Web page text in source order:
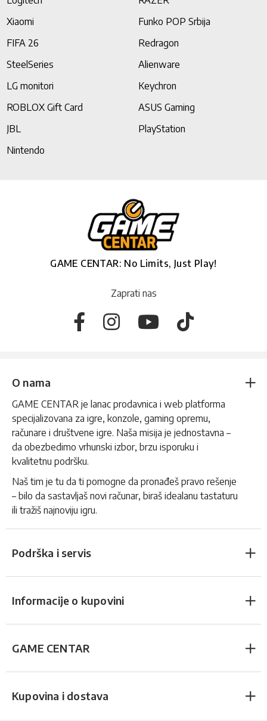
Xiaomi
Funko POP Srbija
FIFA 26
Redragon
SteelSeries
Alienware
LG monitori
Keychron
ROBLOX Gift Card
ASUS Gaming
JBL
PlayStation
Nintendo
GAME CENTAR: No Limits, Just Play!
Zaprati nas
O nama
GAME CENTAR je lanac prodavnica i web platforma
specijalizovana za igre, konzole, gaming opremu,
računare i društvene igre. Naša misija je jednostavna –
da obezbedimo vrhunski izbor, brzu isporuku i
kvalitetnu podršku.
Naš tim je tu da ti pomogne da pronađeš pravo rešenje
– bilo da sastavljaš novi računar, biraš idealanu tastaturu
ili tražiš najnoviju igru.
Podrška i servis
Informacije o kupovini
GAME CENTAR
Kupovina i dostava